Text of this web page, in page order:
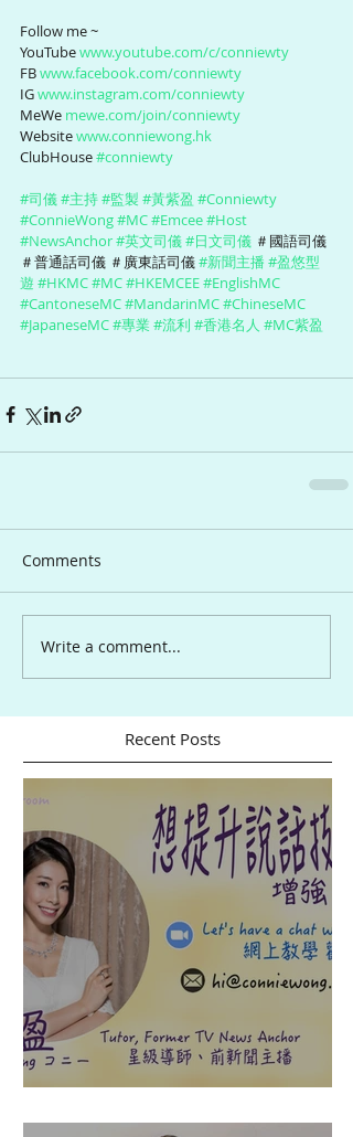
Follow me ~
YouTube www.youtube.com/c/conniewty
FB www.facebook.com/conniewty
IG www.instagram.com/conniewty
MeWe mewe.com/join/conniewty
Website www.conniewong.hk
ClubHouse #conniewty
#司儀#主持#監製 #黃紫盈 #Conniewty
#ConnieWong#MC#Emcee#Host
#NewsAnchor#英文司儀#日文司儀 ＃國語司儀
＃普通話司儀 ＃廣東話司儀 #新聞主播 #盈悠型
遊 #HKMC#MC#HKEMCEE#EnglishMC
#CantoneseMC#MandarinMC#ChineseMC
#JapaneseMC#專業 #流利 #香港名人 #MC紫盈
Comments
Write a comment...
Recent Posts